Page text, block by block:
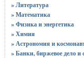
» Литература
» Математика
» Физика и энергетика
» Химия
» Астрономия и
» Банки, биржевое дело и